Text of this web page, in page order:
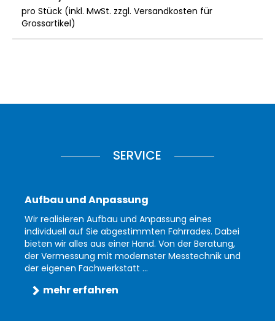
pro Stück (inkl. MwSt. zzgl. Versandkosten für
Grossartikel)
SERVICE
Aufbau und Anpassung
Wir realisieren Aufbau und Anpassung eines
individuell auf Sie abgestimmten Fahrrades. Dabei
bieten wir alles aus einer Hand. Von der Beratung,
der Vermessung mit modernster Messtechnik und
der eigenen Fachwerkstatt ...
mehr erfahren